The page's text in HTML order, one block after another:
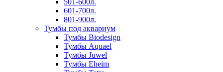
501-600л.
601-700л.
801-900л.
Тумбы под аквариум
Тумбы Biodesign
Тумбы Aquael
Тумбы Juwel
Тумбы Eheim